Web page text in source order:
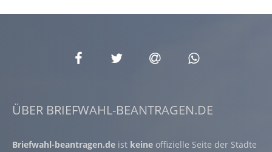
ÜBER BRIEFWAHL-BEANTRAGEN.DE
Briefwahl-beantragen.de ist keine offizielle Seite der Städte